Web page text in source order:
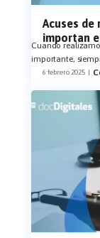
Acuses de
importan
Cuando
importante,
6 febrero 2025 |